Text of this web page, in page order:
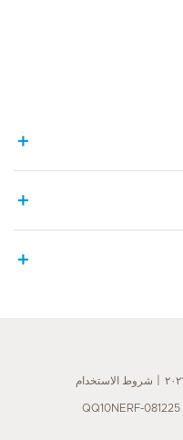
شروط الاستخدام